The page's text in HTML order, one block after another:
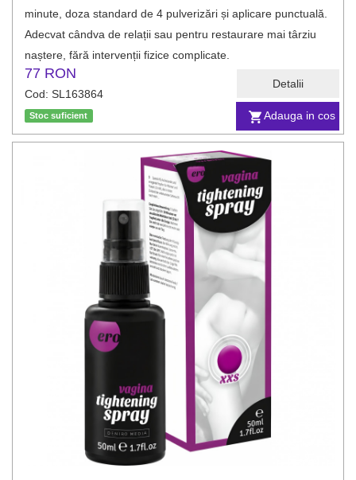
Adauga in cos
Detalii
minute, doza standard de 4 pulverizări și aplicare punctuală.
Adecvat cândva de relații sau pentru restaurare mai târziu
naștere, fără intervenții fizice complicate.
77 RON
Cod: SL163864
Stoc suficient